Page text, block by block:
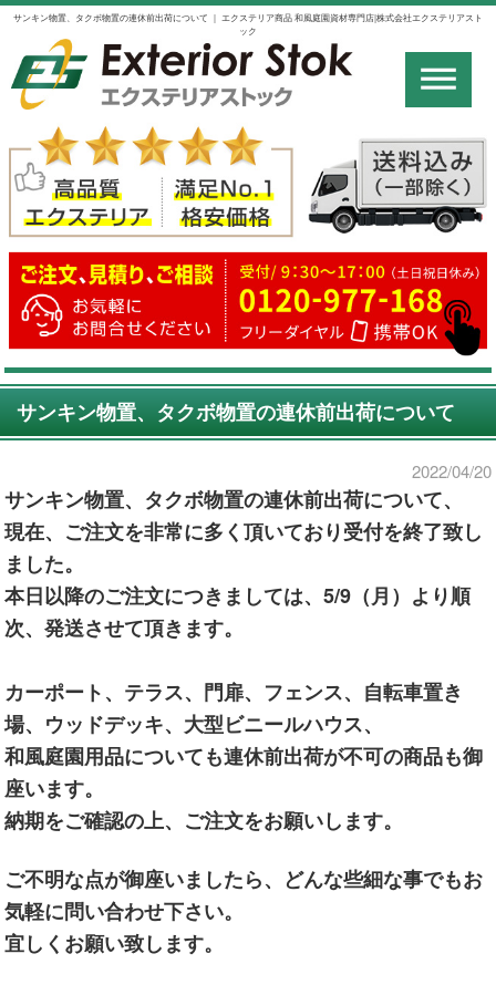
サンキン物置、タクボ物置の連休前出荷について ｜ エクステリア商品 和風庭園資材専門店|株式会社エクステリアスト
ック
サンキン物置、タクボ物置の連休前出荷について
2022/04/20
サンキン物置、タクボ物置の連休前出荷について、
現在、ご注文を非常に多く頂いており受付を終了致し
ました。
本日以降のご注文につきましては、5/9（月）より順
次、発送させて頂きます。
カーポート、テラス、門扉、フェンス、自転車置き
場、ウッドデッキ、大型ビニールハウス、
和風庭園用品についても連休前出荷が不可の商品も御
座います。
納期をご確認の上、ご注文をお願いします。
ご不明な点が御座いましたら、どんな些細な事でもお
気軽に問い合わせ下さい。
宜しくお願い致します。